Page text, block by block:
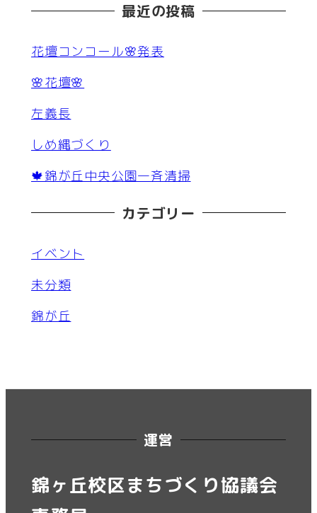
最近の投稿
花壇コンコール🌸発表
🌸花壇🌸
左義長
しめ縄づくり
🍁錦が丘中央公園一斉清掃
カテゴリー
イベント
未分類
錦が丘
運営
錦ヶ丘校区まちづくり協議会